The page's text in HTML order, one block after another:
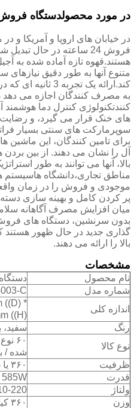
در مورد محصولدستگاه
در خیابان های اروپا و آمریکا و
فروش 24 ساعته در حال
هستند.قهوه تازه آماده شده به
متنوع آنها به طور دقیق
کند.ارائه یک
به مصرف کنندگان اجازه می
کنندتکنولوژی کنترل دما هوشمند
های خنک قرار می گیرد، و رضایت
سوپرمارکت های سنتی بسیار
برای تامین کنندگان، این ماشین
آل را نشان می دهند. از بین بردن
بالا، آنها می توانند به طور
مناطق تجاری،دانشگاه هاسیستم
موجودی و فروش را در زمان
پر کردن کامل و بهینه سازی
میان افزایش مصرف آگاهانه
بدون سرنشین، دستگاه های
گذاری جدید در حال ظهور هستند
بالا را ارائه می دهند.
مشخصات
نام محصول
شماره مدل
C
اندازه کلی
((D) *
((H)
رنگ
نوع کالا
۶۰
شده /
ظرفیت
۳۶۰ یا سفارشی
قدرت
585W با خنک کننده
ولتاژ
110-220 ولت،50/
وزن
۳۶۰ کیلو